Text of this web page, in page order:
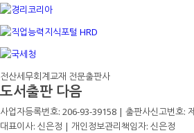
전산세무회계교재 전문출판사
도서출판 다음
사업자등록번호: 206-93-39158 | 출판사신고번호:
대표이사: 신은정 | 개인정보관리책임자: 신은정